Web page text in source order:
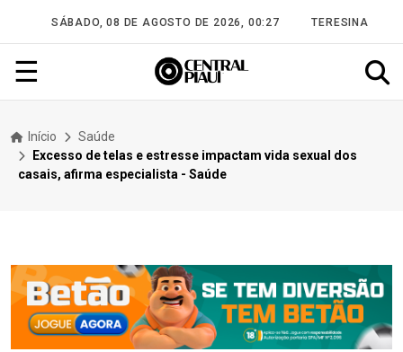
SÁBADO, 08 DE AGOSTO DE 2026, 00:27 TERESINA
☰
Início
Saúde
Excesso de telas e estresse impactam vida sexual dos
casais, afirma especialista - Saúde